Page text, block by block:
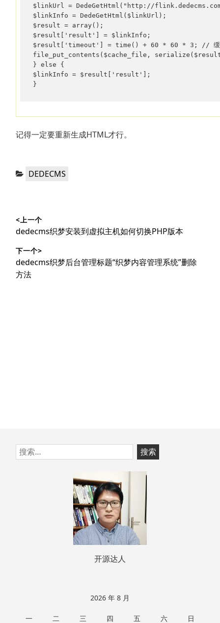
$linkUrl = DedeGetHtml("http://
$linkInfo = DedeGetHtml($linkUrl);
$result = array();
$result['result'] = $linkInfo;
$result['timeout'] = time() + 60 * 60 * 3; // 缓存
file_put_contents($cache_file,
} else {
$linkInfo = $result['result'];
记得一定要重新生成HTML才行。
分
DEDECMS
章
导
航
<上一个
上
文
章：
dedecms织梦安装到虚拟主机如何切换PHP版本
下一个>
下
篇
dedecms织梦后台管理标题“织梦内容管理系统”删除
方法
跳
至
搜
索：
开源达人
2026 年 8 月
一 二 三 四 五 六 日